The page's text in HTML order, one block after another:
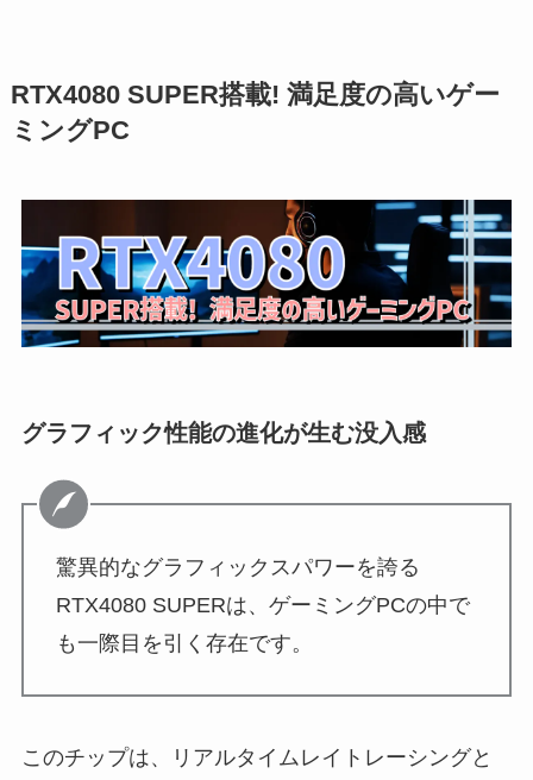
RTX4080 SUPER搭載! 満足度の高いゲー
ミングPC
グラフィック性能の進化が生む没入感
驚異的なグラフィックスパワーを誇る
RTX4080 SUPERは、ゲーミングPCの中で
も一際目を引く存在です。
このチップは、リアルタイムレイトレーシングと